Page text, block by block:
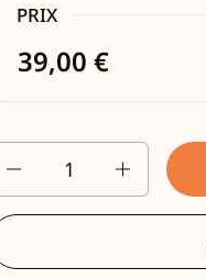
PRIX
39,00 €
Quantité